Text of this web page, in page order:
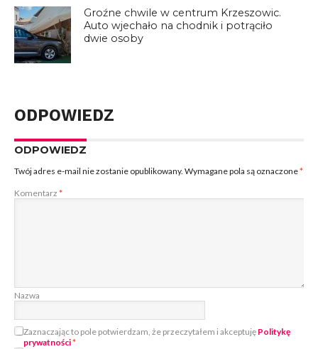
Groźne chwile w centrum Krzeszowic.
Auto wjechało na chodnik i potrąciło
dwie osoby
ODPOWIEDZ
ODPOWIEDZ
Twój adres e-mail nie zostanie opublikowany. Wymagane pola są oznaczone*
Komentarz *
Nazwa
Zaznaczając to pole potwierdzam, że przeczytałem i akceptuję Politykę
prywatności*